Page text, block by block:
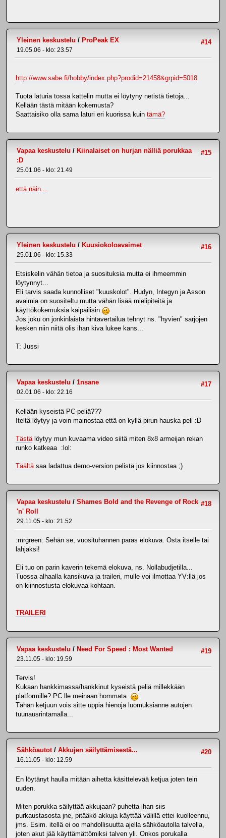
#14
Yleinen keskustelu / ProPeak EX
19.05.06 - klo: 23.57
http://www.sabe.fi/hobby/index.php?prodid=21458&grpid=5018
Tuota laturia tossa kattelin mutta ei löytyny netistä tietoja...
Kellään tästä mitään kokemusta?
Saattaisiko olla sama laturi eri kuorissa kuin tämä?
#15
Vapaa keskustelu / Kiinalaiset on hurjan nälliä porukkaa
:D
25.01.06 - klo: 21.49
että näin...
#16
Yleinen keskustelu / Kuusiokoloavaimet
25.01.06 - klo: 15.33
Etsiskelin vähän tietoa ja suosituksia mutta ei ihmeemmin
löytynnyt...
Eli tarvis saada kunnolliset "kuuskolot". Hudyn, Integyn ja Asson
avaimia on suositeltu mutta vähän lisää mielipiteitä ja
käyttökokemuksia kaipailisin
Jos joku on jonkinlaista hintavertailua tehnyt ns. "hyvien" sarjojen
kesken niin niitä olis ihan kiva lukee kans...
T: Jussi
#17
Vapaa keskustelu / 1nsane
02.01.06 - klo: 22.16
Kellään kyseistä PC-peliä???
Iteltä löytyy ja voin mainostaa että on kyllä pirun hauska peli :D
Tästä löytyy mun kuvaama video siitä miten 8x8 armeijan rekan
runko katkeaa :lol:
Täältä saa ladattua demo-version pelistä jos kiinnostaa ;)
#18
Vapaa keskustelu / Shames Bold and the Revenge of Rock
'n' Roll
29.11.05 - klo: 21.52
:mrgreen: Sehän se, vuosituhannen paras elokuva. Osta itselle tai
lahjaksi!
Eli tuo on parin kaverin tekemä elokuva, ns. Nollabudjetilla...
Tuossa alhaalla kansikuva ja traileri, mulle voi ilmottaa YV:llä jos
on kiinnostusta elokuvaa kohtaan.
TRAILERI
#19
Vapaa keskustelu / Need For Speed : Most Wanted
23.11.05 - klo: 19.59
Tervis!
Kukaan hankkimassa/hankkinut kyseistä peliä millekkään
platformille? PC:lle meinaan hommata
Tähän ketjuun vois sitte uppia hienoja luomuksianne autojen
tuunausrintamalla...
#20
Sähköautot/ Akkujen säilyttämisestä...
16.11.05 - klo: 12.59
En löytänyt haulla mitään aihetta käsittelevää ketjua joten tein
uuden.
Miten porukka säilyttää akkujaan? puhetta ihan siis
purkaustasosta jne, pitääkö akkuja käyttää välillä ettei kuolleennu,
jms. Esim. itellä ei oo mahdollisuutta ajella sähköautolla talvella,
joten akut jää käyttämättömiksi talven yli. Onkos porukalla